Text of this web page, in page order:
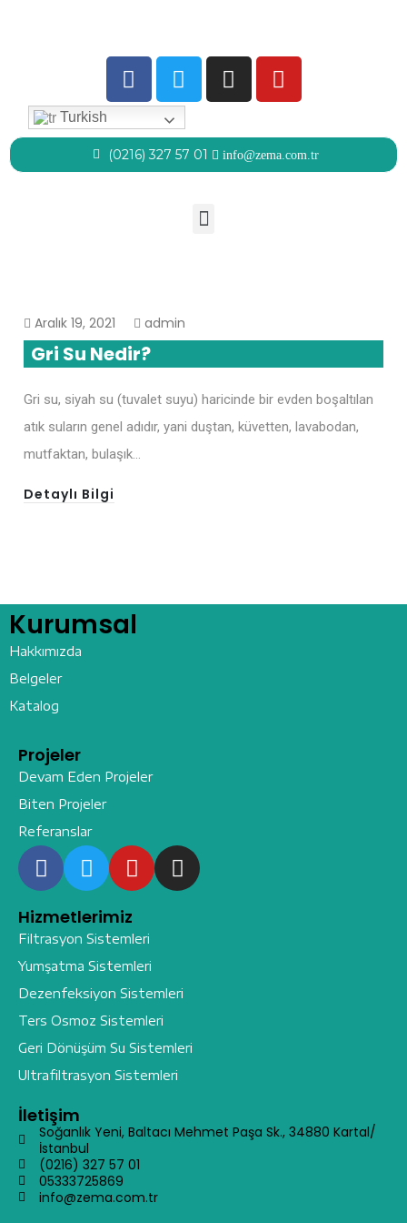
Turkish
(0216) 327 57 01 info@zema.com.tr
Aralık 19, 2021 admin
Gri Su Nedir?
Gri su, siyah su (tuvalet suyu) haricinde bir evden boşaltılan
atık suların genel adıdır, yani duştan, küvetten, lavabodan,
mutfaktan, bulaşık…
Detaylı Bilgi
Kurumsal
Hakkımızda
Belgeler
Katalog
Projeler
Devam Eden Projeler
Biten Projeler
Referanslar
Hizmetlerimiz
Filtrasyon Sistemleri
Yumşatma Sistemleri
Dezenfeksiyon Sistemleri
Ters Osmoz Sistemleri
Geri Dönüşüm Su Sistemleri
Ultrafiltrasyon Sistemleri
İletişim
Soğanlık Yeni, Baltacı Mehmet Paşa Sk., 34880 Kartal/
İstanbul
(0216) 327 57 01
05333725869
info@zema.com.tr
Detaylı Bilgi Tamam